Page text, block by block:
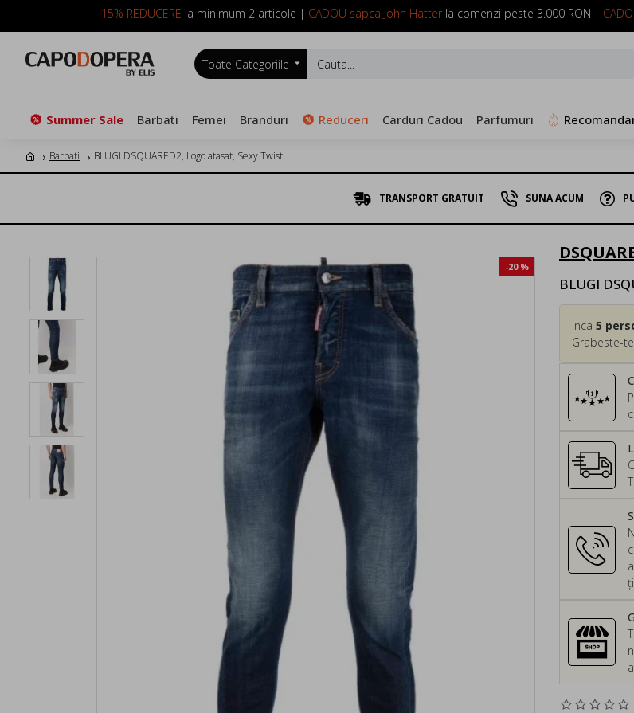
15% REDUCERE la minimum 2 articole | CADOU sapca John Hatterla comenzi peste 3.000 RON |
SUNA ACUM: 0799 098 088
Toate Categoriile
Summer Sale Barbati Femei Branduri Reduceri Carduri Cadou Parfumuri
Barbati BLUGI DSQUARED2, Logo atasat, Sexy Twist
TRANSPORT GRATUIT SUNA ACUM
-20 %
BLUGI
Inca 5
Grabeste-